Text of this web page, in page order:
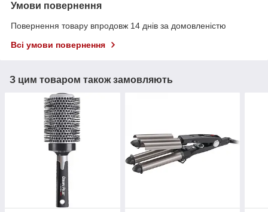
Умови повернення
Повернення товару впродовж 14 днів за домовленістю
Всі умови повернення
З цим товаром також замовляють